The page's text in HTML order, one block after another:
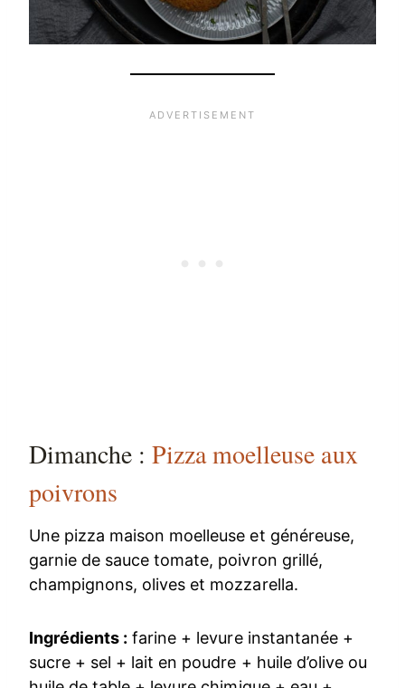
Dimanche :Pizza moelleuse aux
poivrons
Une pizza maison moelleuse et généreuse,
garnie de sauce tomate, poivron grillé,
champignons, olives et mozzarella.
Ingrédients : farine + levure instantanée +
sucre + sel + lait en poudre + huile d’olive ou